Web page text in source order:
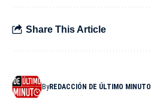
Share This Article
ByREDACCIÓN DE ÚLTIMO MINUTO